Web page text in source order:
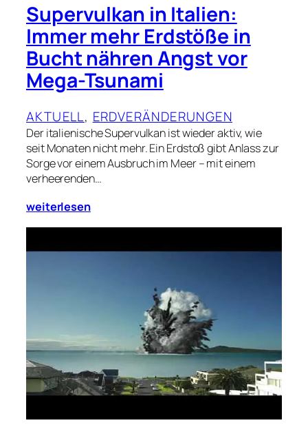
Supervulkan in Italien:
Immer mehr Erdstöße in
Bucht nähren Angst vor
Mega-Tsunami
AKTUELL, ERDVERÄNDERUNGEN
Der italienische Supervulkan ist wieder aktiv, wie
seit Monaten nicht mehr. Ein Erdstoß gibt Anlass zur
Sorge vor einem Ausbruch im Meer – mit einem
verheerenden…
weiterlesen